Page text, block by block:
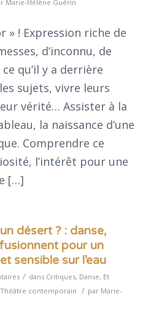
Marie-Hélène Guérin
» ! Expression riche de
d’inconnu, de
qu’il y a derrière
sujets, vivre leurs
vérité… Assister à la
la naissance d’une
Comprendre ce
l’intérêt pour une
[…]
désert ? : danse,
pour un
sensible sur l’eau
/ dans Critiques, Danse, Et
Théâtre contemporain / par Marie-